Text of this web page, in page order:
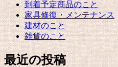
到着予定商品のこと
家具修復・メンテナンス
建材のこと
雑貨のこと
最近の投稿